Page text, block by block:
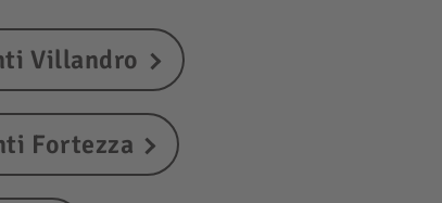
Villandro
Fortezza